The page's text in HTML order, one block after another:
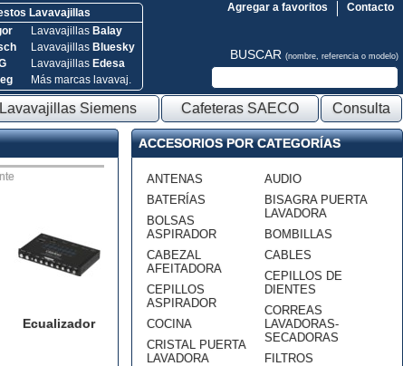
Lavavajillas
Lavavajillas Balay
Lavavajillas Bluesky
Lavavajillas Edesa
Más marcas lavavaj.
Contacto
Agregar a favoritos
BUSCAR (nombre, referencia o modelo)
Lavavajillas Siemens Cafeteras SAECO Consulta
Ecualizador
ACCESORIOS POR CATEGORÍAS
ANTENAS
BATERÍAS
BOLSAS
ASPIRADOR
CABEZAL
AFEITADORA
CEPILLOS
ASPIRADOR
COCINA
CRISTAL PUERTA
LAVADORA
AUDIO
BISAGRA PUERTA
LAVADORA
BOMBILLAS
CABLES
CEPILLOS DE
DIENTES
CORREAS
LAVADORAS-
SECADORAS
FILTROS